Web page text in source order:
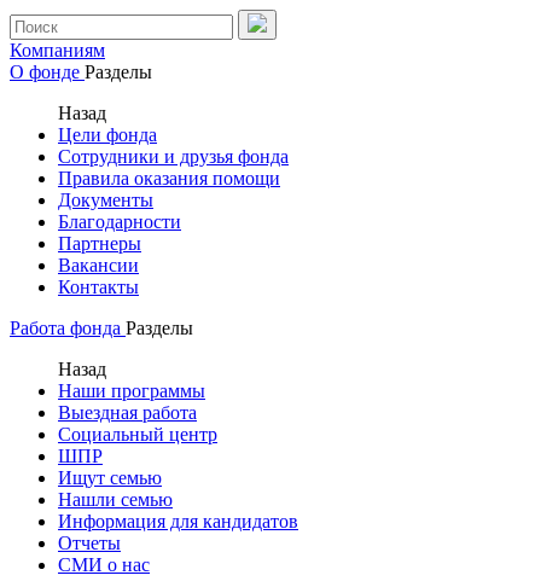
Компаниям
О фонде Разделы
Назад
Цели фонда
Сотрудники и друзья фонда
Правила оказания помощи
Документы
Благодарности
Партнеры
Вакансии
Контакты
Работа фонда Разделы
Назад
Наши программы
Выездная работа
Социальный центр
ШПР
Ищут семью
Нашли семью
Информация для кандидатов
Отчеты
СМИ о нас